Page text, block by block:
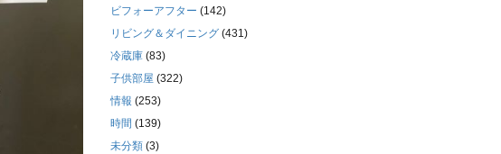
ビフォーアフター (142)
リビング＆ダイニング (431)
冷蔵庫 (83)
子供部屋 (322)
情報 (253)
時間 (139)
未分類 (3)